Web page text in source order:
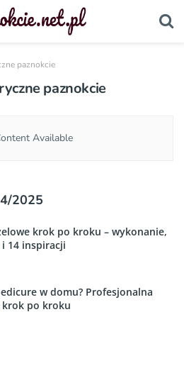
paznokcie
paznokcie
Available
2025
krok po kroku – wykonanie,
14 inspiracji
w domu? Profesjonalna
krok po kroku